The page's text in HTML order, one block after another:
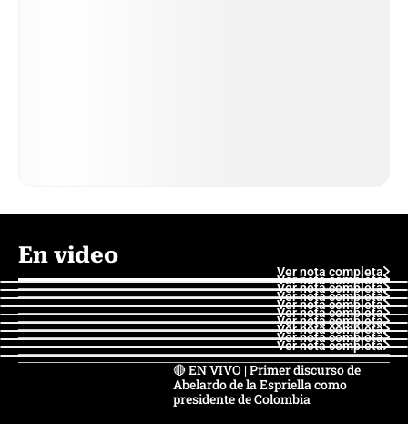
En video
Ver nota completa
Ver nota completa
Ver nota completa
Ver nota completa
Ver nota completa
Ver nota completa
Ver nota completa
Ver nota completa
Ver nota completa
Ver nota completa
🔴 EN VIVO | Primer discurso de
Abelardo de la Espriella como
presidente de Colombia